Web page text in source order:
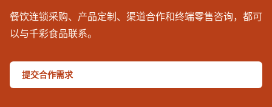
餐饮连锁采购、产品定制、渠道合作和终端零售咨询，都可
以与千彩食品联系。
提交合作需求